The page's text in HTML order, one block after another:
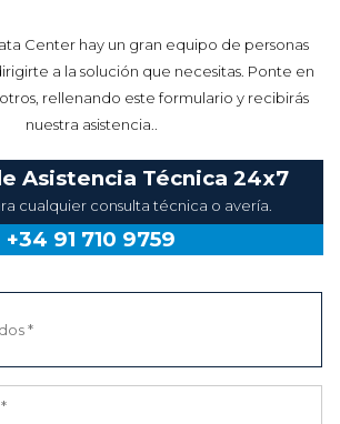
Center hay un gran equipo de personas
a la solución que necesitas. Ponte en
rellenando este formulario y recibirás
nuestra asistencia..
Asistencia Técnica 24x7
cualquier consulta técnica o avería.
+34 91 710 9759